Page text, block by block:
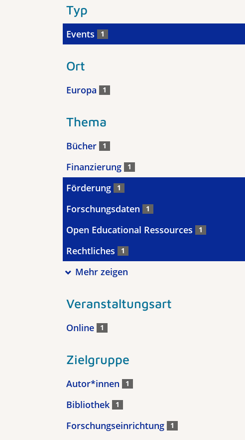
Typ
Events 1
Ort
Europa 1
Thema
Bücher 1
Finanzierung 1
Förderung 1
Forschungsdaten 1
Open Educational Ressources 1
Rechtliches 1
Mehr zeigen
Veranstaltungsart
Online 1
Zielgruppe
Autor*innen 1
Bibliothek 1
Forschungseinrichtung 1